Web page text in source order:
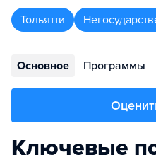
Тольятти
Основное Программы
Ключевые